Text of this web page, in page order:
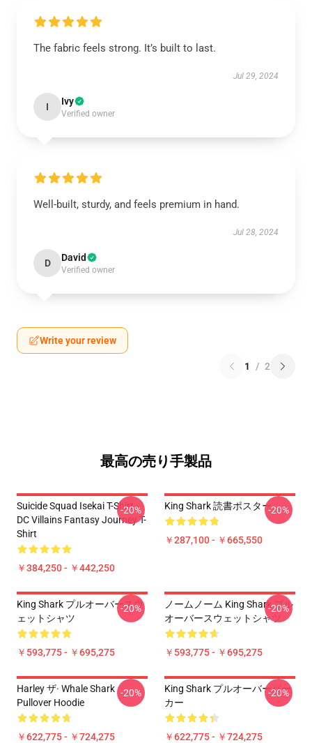
The fabric feels strong. It’s built to last.
Jul 29, 2024
I Ivy
Verified owner
Well-built, sturdy, and feels premium in hand.
Jul 28, 2024
D David
Verified owner
Write your review
1 / 2
最高の売り手製品
Suicide Squad Isekai T-Shirt -
DC Villains Fantasy Journey T-
Shirt
￥384,250 - ￥442,250
-20% King Shark 読書ポスター
￥287,100 - ￥665,550
-20%
King Shark プルオーバースウ
ェットシャツ
￥593,775 - ￥695,275
-20%
ノームノーム King Shark プル
オーバースウェットシャツ
￥593,775 - ￥695,275
-20%
Harley ザ· Whale Shark
Pullover Hoodie
￥622,775 - ￥724,275
-20%
King Shark プルオーバーパー
カー
￥622,775 - ￥724,275
-20%